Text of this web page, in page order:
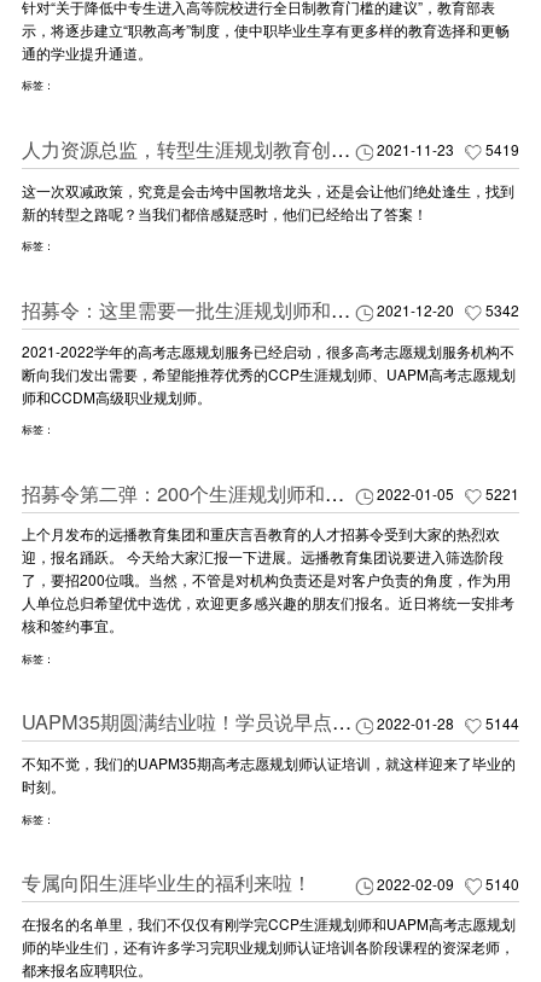
针对“关于降低中专生进入高等院校进行全日制教育门槛的建议”，教育部表
示，将逐步建立“职教高考”制度，使中职毕业生享有更多样的教育选择和更畅
通的学业提升通道。
标签：
2021-11-23 5419
人力资源总监，转型生涯规划教育创始人，他如何实现3年创收翻6番
这一次双减政策，究竟是会击垮中国教培龙头，还是会让他们绝处逢生，找到
新的转型之路呢？当我们都倍感疑惑时，他们已经给出了答案！
标签：
2021-12-20 5342
招募令：这里需要一批生涯规划师和高考志愿规划师
2021-2022学年的高考志愿规划服务已经启动，很多高考志愿规划服务机构不
断向我们发出需要，希望能推荐优秀的CCP生涯规划师、UAPM高考志愿规划
师和CCDM高级职业规划师。
标签：
2022-01-05 5221
招募令第二弹：200个生涯规划师和高考志愿规划师岗位空缺等你来
上个月发布的远播教育集团和重庆言吾教育的人才招募令受到大家的热烈欢
迎，报名踊跃。 今天给大家汇报一下进展。远播教育集团说要进入筛选阶段
了，要招200位哦。当然，不管是对机构负责还是对客户负责的角度，作为用
人单位总归希望优中选优，欢迎更多感兴趣的朋友们报名。近日将统一安排考
核和签约事宜。
标签：
2022-01-28 5144
UAPM35期圆满结业啦！学员说早点遇见向阳生涯该多好！
不知不觉，我们的UAPM35期高考志愿规划师认证培训，就这样迎来了毕业的
时刻。
标签：
2022-02-09 5140
专属向阳生涯毕业生的福利来啦！
在报名的名单里，我们不仅仅有刚学完CCP生涯规划师和UAPM高考志愿规划
师的毕业生们，还有许多学习完职业规划师认证培训各阶段课程的资深老师，
都来报名应聘职位。